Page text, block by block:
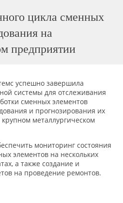
цикла сменных
на
предприятии
успешно завершила
системы для отслеживания
сменных элементов
и прогнозирования их
металлургическом
мониторинг состояния
элементов на нескольких
а также создание и
на проведение ремонтов.